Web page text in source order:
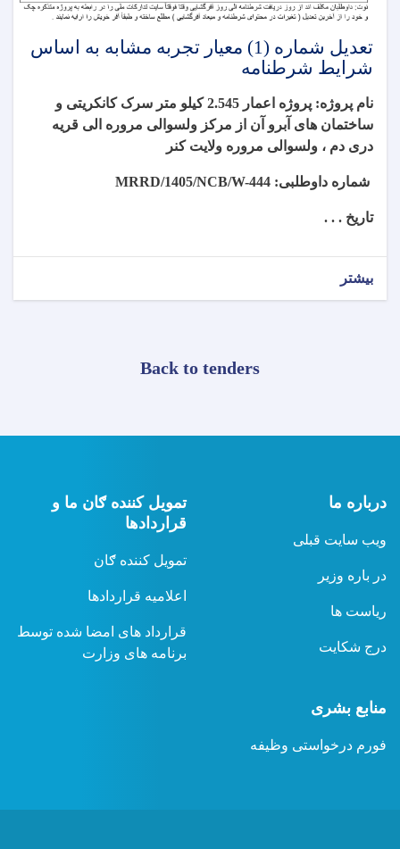
تعدیل شماره (1) معیار تجربه مشابه به اساس
شرایط شرطنامه
نام پروژه: پروژه
اعمار 2.545 کیلو متر سرک کانکریتی و
ساختمان های آبرو آن از مرکز ولسوالی مروره الی قریه
دری دم ، ولسوالی مروره ولایت کنر
شماره داوطلبی: MRRD/1405/NCB/W-444
تاریخ . . .
بیشتر
Back to tenders
درباره ما
ویب سایت قبلی
در باره وزیر
ریاست ها
درج شکایت
تمویل کننده ګان ما و
قراردادها
تمویل کننده ګان
اعلامیه قراردادها
قرارداد های امضا شده توسط
برنامه های وزارت
منابع بشری
فورم درخواستی وظیفه